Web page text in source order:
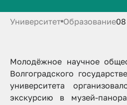
Университет Образование
Молодёжное научное
Волгоградского
университета
экскурсию в музей-